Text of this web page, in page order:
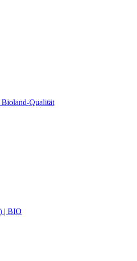
Bioland-Qualität
| BIO